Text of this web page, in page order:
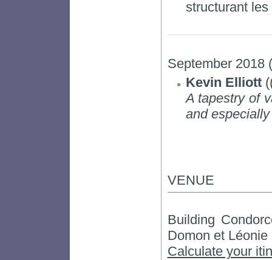
structurant
September 2018
Kevin Elliott
A tapestry of
and
VENUE
Building
Domon et
Calculate your